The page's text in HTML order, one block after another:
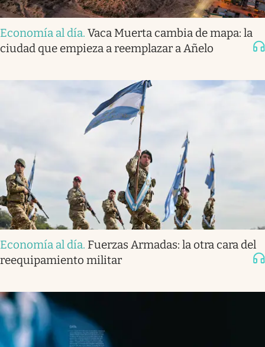
Economía al día. Vaca Muerta cambia de mapa: la
ciudad que empieza a reemplazar a Añelo
Economía al día. Fuerzas Armadas: la otra cara del
reequipamiento militar